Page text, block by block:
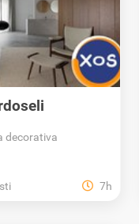
decorativa
7h